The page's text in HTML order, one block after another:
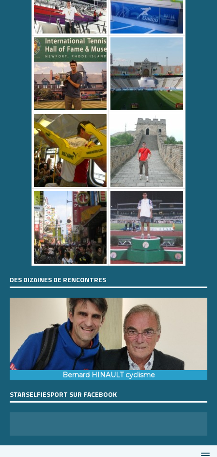
DES DIZAINES DE RENCONTRES
Bernard HINAULT cyclisme
STARSELFIESPORT SUR FACEBOOK